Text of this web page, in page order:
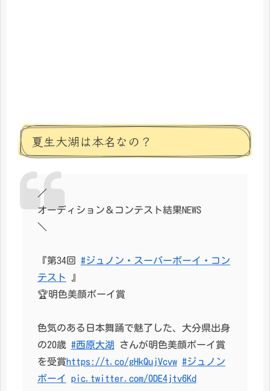
夏生大湖は本名なの？
／
オーディション＆コンテスト結果NEWS
＼
『第34回 #ジュノン・スーパーボーイ・コン
テスト
』
🏆明色美顔ボーイ賞
色気のある日本舞踊で魅了した、大分県出身
の20歳 #西原大湖
さんが明色美顔ボーイ賞
を受賞https://t.co/gHkQujVcvw #ジュノン
ボーイ
pic.twitter.com/0DE4jtv6Kd